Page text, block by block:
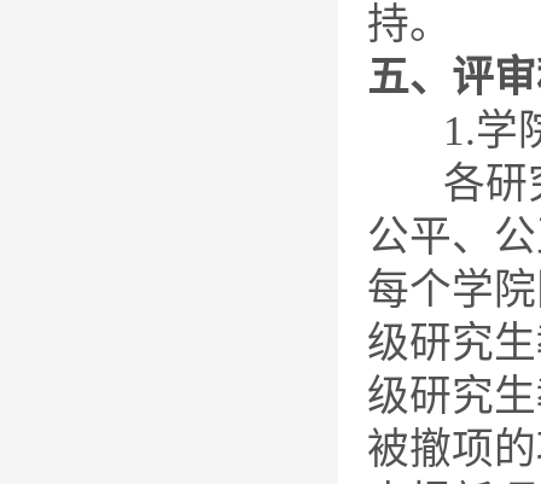
持。
五、评
1.学院
各研究
公平、
每个学
级研究
级研究
被撤项